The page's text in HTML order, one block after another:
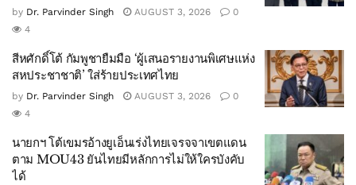
by Dr. Parvinder Singh AUGUST 3, 2026
0
4
สีหศักดิ์โต้ กัมพูชายืมมือ ‘ผู้เสนอรายงานพิเศษแห่ง
สหประชาชาติ’ ใส่ร้ายประเทศไทย
by Dr. Parvinder Singh AUGUST 3, 2026
0
4
นายกฯ โต้เขมรอ้างยูเอ็นเร่งไทยเจรจจาเขตแดน
ตาม MOU43 ยันไทยมีหลักการไม่ให้ใครบังคับ
ได้